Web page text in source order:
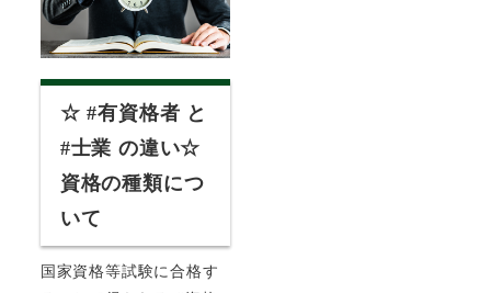
☆ #有資格者 と
#士業 の違い☆
資格の種類につ
いて
国家資格等試験に合格す